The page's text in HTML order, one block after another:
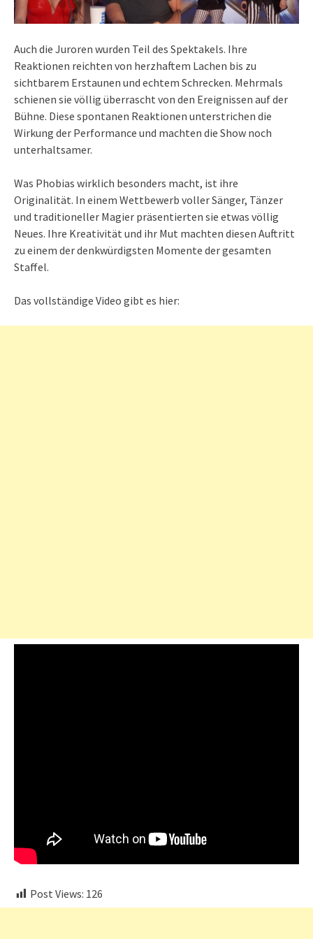
Auch die Juroren wurden Teil des Spektakels. Ihre
Reaktionen reichten von herzhaftem Lachen bis zu
sichtbarem Erstaunen und echtem Schrecken. Mehrmals
schienen sie völlig überrascht von den Ereignissen auf der
Bühne. Diese spontanen Reaktionen unterstrichen die
Wirkung der Performance und machten die Show noch
unterhaltsamer.
Was Phobias wirklich besonders macht, ist ihre
Originalität. In einem Wettbewerb voller Sänger, Tänzer
und traditioneller Magier präsentierten sie etwas völlig
Neues. Ihre Kreativität und ihr Mut machten diesen Auftritt
zu einem der denkwürdigsten Momente der gesamten
Staffel.
Das vollständige Video gibt es hier:
Post Views: 126